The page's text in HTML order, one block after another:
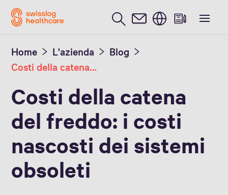
Inglese / English
Home L'azienda
Blog
Costi della catena del freddo: i costi nascosti dei sistemi obsoleti
Costi della catena
del freddo: i costi
nascosti dei sistemi
obsoleti